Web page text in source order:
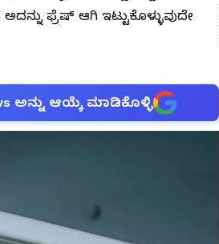
ಫ್ರೆಷ್​ ಆಗಿ ಇಟ್ಟುಕೊಳ್ಳುವುದೇ
ಅನ್ನು ಆಯ್ಕೆ ಮಾಡಿಕೊಳ್ಳಿ